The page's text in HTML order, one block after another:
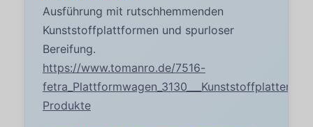
Ausführung mit rutschhemmenden
Kunststoffplattformen und spurloser
Bereifung.
https://www.tomanro.de/7516-
fetra_Plattformwagen_3130___Kunststoffplatten-
Produkte